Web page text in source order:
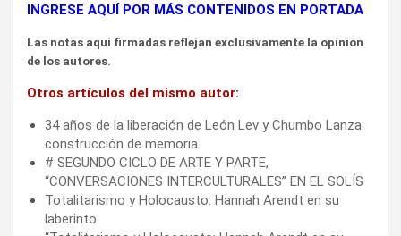
INGRESE AQUÍ POR MÁS CONTENIDOS EN PORTADA
Las notas aquí firmadas reflejan exclusivamente la opinión
de los autores.
Otros artículos del mismo autor:
34 años de la liberación de León Lev y Chumbo Lanza:
construcción de memoria
# SEGUNDO CICLO DE ARTE Y PARTE,
“CONVERSACIONES INTERCULTURALES” EN EL SOLÍS
Totalitarismo y Holocausto: Hannah Arendt en su
laberinto